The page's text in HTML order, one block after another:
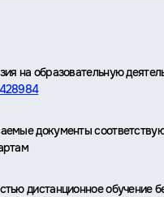
на образовательную
документы
дистанционное обучение